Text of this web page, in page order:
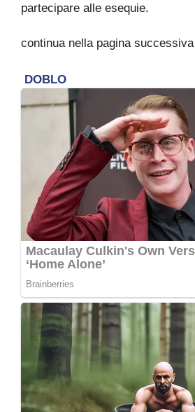
partecipare alle esequie.
continua nella pagina successiva